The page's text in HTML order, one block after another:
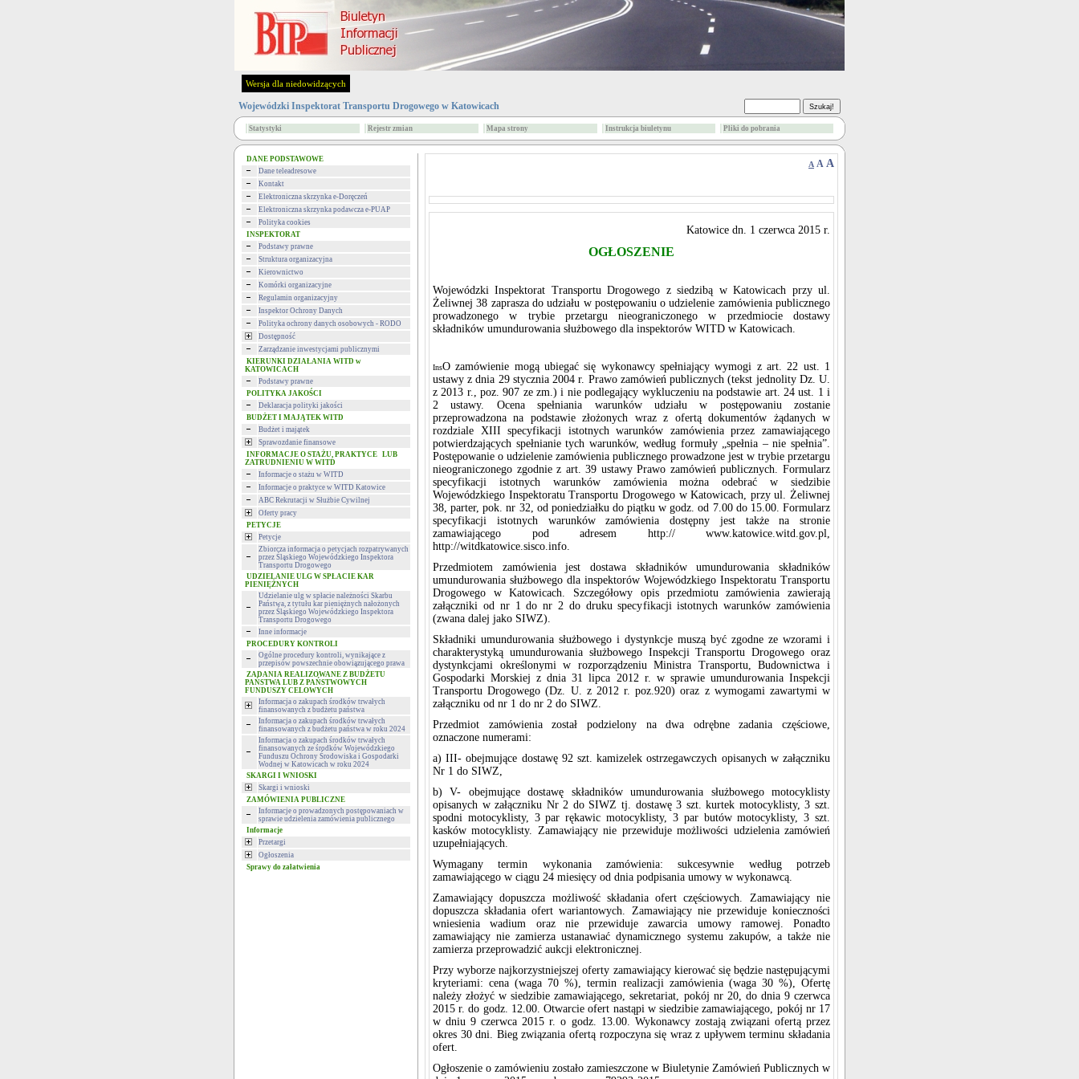
Wersja dla niedowidzących
Wojewódzki Inspektorat Transportu Drogowego w Katowicach
Statystyki Rejestr zmian Mapa strony Instrukcja biuletynu Pliki do pobrania
DANE PODSTAWOWE
Dane teleadresowe
Kontakt
Elektroniczna skrzynka e-Doręczeń
Elektroniczna skrzynka podawcza e-PUAP
Polityka cookies
INSPEKTORAT
Podstawy prawne
Struktura organizacyjna
Kierownictwo
Komórki organizacyjne
Regulamin organizacyjny
Inspektor Ochrony Danych
Polityka ochrony danych osobowych - RODO
Dostępność
Zarządzanie inwestycjami publicznymi
KIERUNKI DZIAŁANIA WITD w
KATOWICACH
Podstawy prawne
POLITYKA JAKOŚCI
Deklaracja polityki jakości
BUDŻET I MAJĄTEK WITD
Budżet i majątek
Sprawozdanie finansowe
INFORMACJE O STAŻU, PRAKTYCE LUB
ZATRUDNIENIU W WITD
Informacje o stażu w WITD
Informacje o praktyce w WITD Katowice
ABC Rekrutacji w Służbie Cywilnej
Oferty pracy
PETYCJE
Petycje
Zbiorcza informacja o petycjach rozpatrywanych
przez Śląskiego Wojewódzkiego Inspektora
Transportu Drogowego
UDZIELANIE ULG W SPŁACIE KAR
PIENIĘŻNYCH
Udzielanie ulg w spłacie należności Skarbu
Państwa, z tytułu kar pieniężnych nałożonych
przez Śląskiego Wojewódzkiego Inspektora
Transportu Drogowego
Inne informacje
PROCEDURY KONTROLI
Ogólne procedury kontroli, wynikające z
przepisów powszechnie obowiązującego prawa
ZADANIA REALIZOWANE Z BUDŻETU
PAŃSTWA LUB Z PAŃSTWOWYCH
FUNDUSZY CELOWYCH
Informacja o zakupach środków trwałych
finansowanych z budżetu państwa
Informacja o zakupach środków trwałych
finansowanych z budżetu państwa w roku 2024
Informacja o zakupach środków trwałych
finansowanych ze środków Wojewódzkiego
Funduszu Ochrony Środowiska i Gospodarki
Wodnej w Katowicach w roku 2024
SKARGI I WNIOSKI
Skargi i wnioski
ZAMÓWIENIA PUBLICZNE
Informacje o prowadzonych postępowaniach w
sprawie udzielenia zamówienia publicznego
Informacje
Przetargi
Ogłoszenia
Sprawy do załatwienia
A A A
Katowice dn. 1 czerwca 2015 r.
OGŁOSZENIE
Wojewódzki Inspektorat Transportu Drogowego z siedzibą w Katowicach przy ul.
Żeliwnej 38 zaprasza do udziału w postępowaniu o udzielenie zamówienia publicznego
prowadzonego w trybie przetargu nieograniczonego w przedmiocie dostawy
składników umundurowania służbowego dla inspektorów WITD w Katowicach.
InsO zamówienie mogą ubiegać się wykonawcy spełniający wymogi z art. 22 ust. 1
ustawy z dnia 29 stycznia 2004 r. Prawo zamówień publicznych (tekst jednolity Dz. U.
z 2013 r., poz. 907 ze zm.) i nie podlegający wykluczeniu na podstawie art. 24 ust. 1 i
2 ustawy. Ocena spełniania warunków udziału w postępowaniu zostanie
przeprowadzona na podstawie złożonych wraz z ofertą dokumentów żądanych w
rozdziale XIII specyfikacji istotnych warunków zamówienia przez zamawiającego
potwierdzających spełnianie tych warunków, według formuły „spełnia – nie spełnia”.
Postępowanie o udzielenie zamówienia publicznego prowadzone jest w trybie przetargu
nieograniczonego zgodnie z art. 39 ustawy Prawo zamówień publicznych. Formularz
specyfikacji istotnych warunków zamówienia można odebrać w siedzibie
Wojewódzkiego Inspektoratu Transportu Drogowego w Katowicach, przy ul. Żeliwnej
38, parter, pok. nr 32, od poniedziałku do piątku w godz. od 7.00 do 15.00. Formularz
specyfikacji istotnych warunków zamówienia dostępny jest także na stronie
zamawiającego pod adresem http:// www.katowice.witd.gov.pl,
http://witdkatowice.sisco.info.
Przedmiotem zamówienia jest dostawa składników umundurowania składników
umundurowania służbowego dla inspektorów Wojewódzkiego Inspektoratu Transportu
Drogowego w Katowicach. Szczegółowy opis przedmiotu zamówienia zawierają
załączniki od nr 1 do nr 2 do druku specyfikacji istotnych warunków zamówienia
(zwana dalej jako SIWZ).
Składniki umundurowania służbowego i dystynkcje muszą być zgodne ze wzorami i
charakterystyką umundurowania służbowego Inspekcji Transportu Drogowego oraz
dystynkcjami określonymi w rozporządzeniu Ministra Transportu, Budownictwa i
Gospodarki Morskiej z dnia 31 lipca 2012 r. w sprawie umundurowania Inspekcji
Transportu Drogowego (Dz. U. z 2012 r. poz.920) oraz z wymogami zawartymi w
załączniku od nr 1 do nr 2 do SIWZ.
Przedmiot zamówienia został podzielony na dwa odrębne zadania częściowe,
oznaczone numerami:
a) III- obejmujące dostawę 92 szt. kamizelek ostrzegawczych opisanych w załączniku
Nr 1 do SIWZ,
b) V- obejmujące dostawę składników umundurowania służbowego motocyklisty
opisanych w załączniku Nr 2 do SIWZ tj. dostawę 3 szt. kurtek motocyklisty, 3 szt.
spodni motocyklisty, 3 par rękawic motocyklisty, 3 par butów motocyklisty, 3 szt.
kasków motocyklisty. Zamawiający nie przewiduje możliwości udzielenia zamówień
uzupełniających.
Wymagany termin wykonania zamówienia: sukcesywnie według potrzeb
zamawiającego w ciągu 24 miesięcy od dnia podpisania umowy w wykonawcą.
Zamawiający dopuszcza możliwość składania ofert częściowych. Zamawiający nie
dopuszcza składania ofert wariantowych. Zamawiający nie przewiduje konieczności
wniesienia wadium oraz nie przewiduje zawarcia umowy ramowej. Ponadto
zamawiający nie zamierza ustanawiać dynamicznego systemu zakupów, a także nie
zamierza przeprowadzić aukcji elektronicznej.
Przy wyborze najkorzystniejszej oferty zamawiający kierować się będzie następującymi
kryteriami: cena (waga 70 %), termin realizacji zamówienia (waga 30 %), Ofertę
należy złożyć w siedzibie zamawiającego, sekretariat, pokój nr 20, do dnia 9 czerwca
2015 r. do godz. 12.00. Otwarcie ofert nastąpi w siedzibie zamawiającego, pokój nr 17
w dniu 9 czerwca 2015 r. o godz. 13.00. Wykonawcy zostają związani ofertą przez
okres 30 dni. Bieg związania ofertą rozpoczyna się wraz z upływem terminu składania
ofert.
Ogłoszenie o zamówieniu zostało zamieszczone w Biuletynie Zamówień Publicznych w